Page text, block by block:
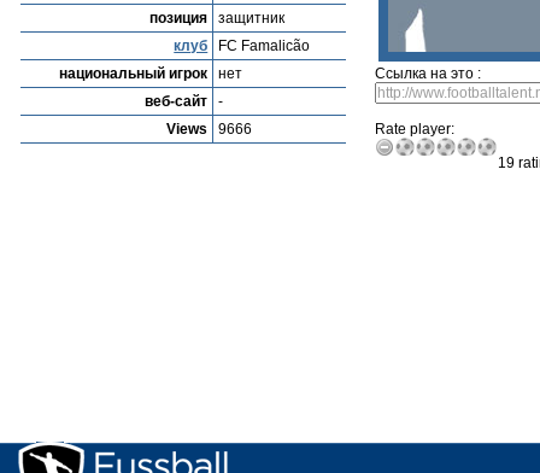
позиция
защитник
клуб
FC Famalicão
национальный игрок
нет
веб-сайт
-
Views
9666
Ссылка на это :
Rate player:
19